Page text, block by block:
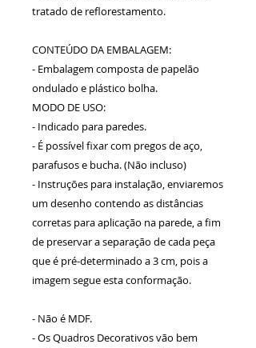
tratado de reflorestamento.
CONTEÚDO DA EMBALAGEM:
- Embalagem composta de papelão
ondulado e plástico bolha.
MODO DE USO:
- Indicado para paredes.
- É possível fixar com pregos de aço,
parafusos e bucha. (Não incluso)
- Instruções para instalação, enviaremos
um desenho contendo as distâncias
corretas para aplicação na parede, a fim
de preservar a separação de cada peça
que é pré-determinado a 3 cm, pois a
imagem segue esta conformação.
- Não é MDF.
- Os Quadros Decorativos vão bem